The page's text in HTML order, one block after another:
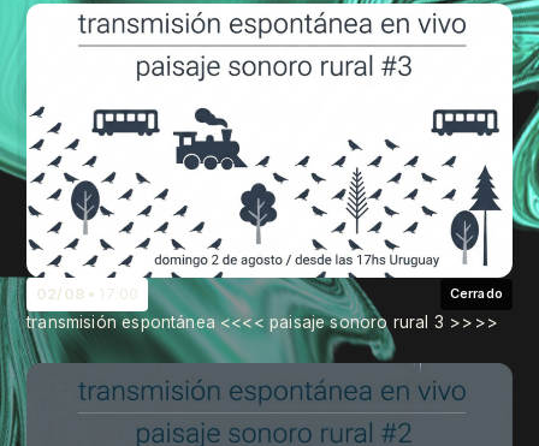
02/08 17:00 Cerrado
transmisión espontánea <<<< paisaje sonoro rural 3 >>>>